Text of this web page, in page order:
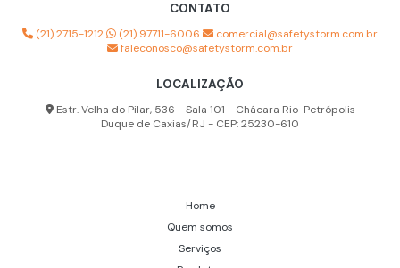
Capuz de proteção respiratória
Capuz para sistema de ar respirável
Empresa de mangueiras para ar respirável
CONTATO
(21) 2715-1212 (21) 97711-6006
comercial@safetystorm.com.br
faleconosco@safetystorm.com.br
LOCALIZAÇÃO
Estr. Velha do Pilar, 536 - Sala 101 - Chácara Rio-Petrópolis
Duque de Caxias/RJ - CEP: 25230-610
Home
Quem somos
Serviços